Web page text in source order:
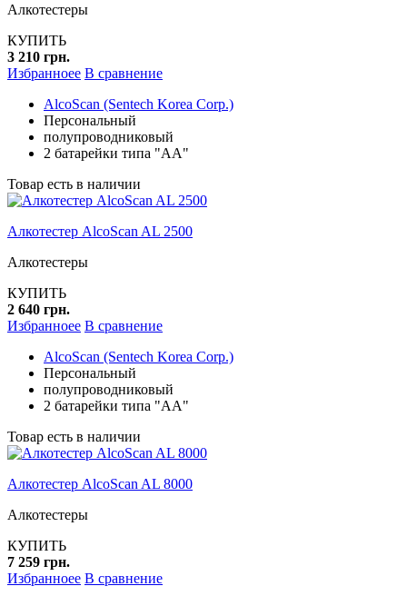
Алкотестеры
КУПИТЬ
3 210 грн.
Избранноее В сравнение
AlcoScan (Sentech Korea Corp.)
Персональный
полупроводниковый
2 батарейки типа "АА"
Товар есть в наличии
Алкотестер AlcoScan AL 2500
Алкотестеры
КУПИТЬ
2 640 грн.
Избранноее В сравнение
AlcoScan (Sentech Korea Corp.)
Персональный
полупроводниковый
2 батарейки типа "АА"
Товар есть в наличии
Алкотестер AlcoScan AL 8000
Алкотестеры
КУПИТЬ
7 259 грн.
Избранноее В сравнение